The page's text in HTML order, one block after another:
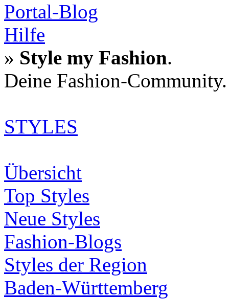
Portal-Blog
Hilfe
» Style my Fashion.
Deine Fashion-
STYLES
Übersicht
Top Styles
Neue Styles
Fashion-Blogs
Styles der Region
Baden-Württemberg